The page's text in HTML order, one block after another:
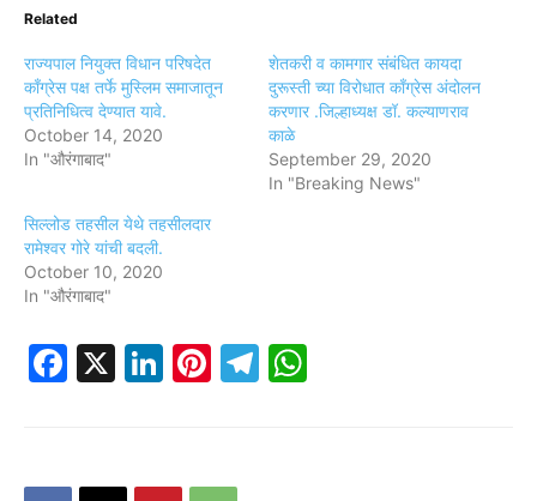
Related
राज्यपाल नियुक्त विधान परिषदेत
काँग्रेस पक्ष तर्फे मुस्लिम समाजातून
प्रतिनिधित्व देण्यात यावे.
October 14, 2020
In "औरंगाबाद"
शेतकरी व कामगार संबंधित कायदा
दुरूस्ती च्या विरोधात काँग्रेस अंदोलन
करणार .जिल्हाध्यक्ष डॉ. कल्याणराव
काळे
September 29, 2020
In "Breaking News"
सिल्लोड तहसील येथे तहसीलदार
रामेश्वर गोरे यांची बदली.
October 10, 2020
In "औरंगाबाद"
Facebook
X LinkedIn
Pinterest
Telegram